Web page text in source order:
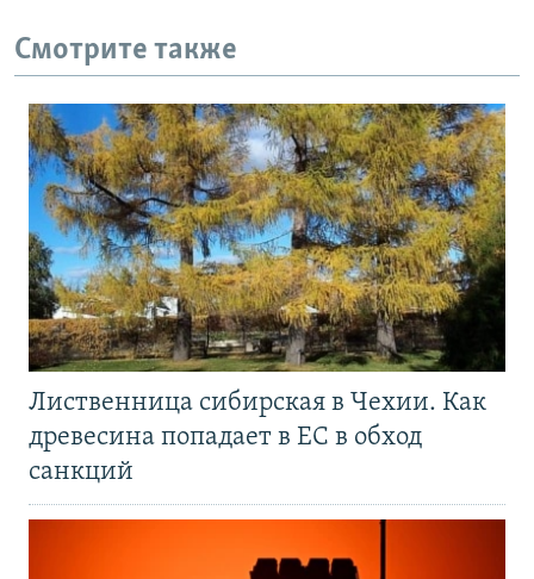
Смотрите также
Лиственница сибирская в Чехии. Как
древесина попадает в ЕС в обход
санкций